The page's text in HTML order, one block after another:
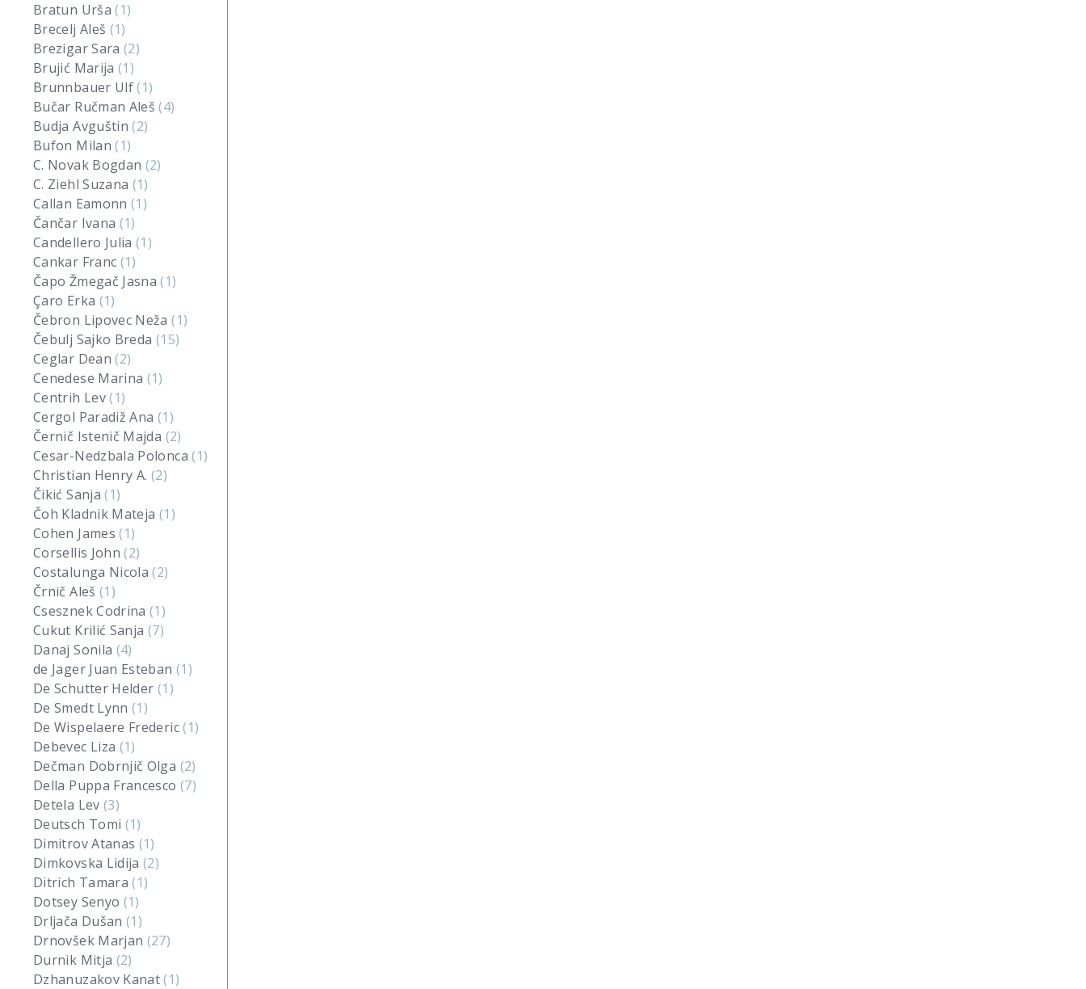
Bratun Urša(1)
Brecelj Aleš (1)
Brezigar Sara(2)
Brujić Marija(1)
Brunnbauer Ulf(1)
Bučar Ručman Aleš(4)
Budja Avguštin(2)
Bufon Milan(1)
C. Novak Bogdan (2)
C. Ziehl Suzana (1)
Callan Eamonn(1)
Čančar Ivana (1)
Candellero Julia(1)
Cankar Franc (1)
Čapo Žmegač Jasna(1)
Çaro Erka (1)
Čebron Lipovec Neža(1)
Čebulj Sajko Breda (15)
Ceglar Dean(2)
Cenedese Marina (1)
Centrih Lev(1)
Cergol Paradiž Ana (1)
Černič Istenič Majda (2)
Cesar-Nedzbala Polonca(1)
Christian Henry A. (2)
Čikić Sanja(1)
Čoh Kladnik Mateja (1)
Cohen James(1)
Corsellis John(2)
Costalunga Nicola(2)
Črnič Aleš (1)
Csesznek Codrina(1)
Cukut Krilić Sanja (7)
Danaj Sonila (4)
de Jager Juan Esteban (1)
De Schutter Helder (1)
De Smedt Lynn(1)
De Wispelaere Frederic(1)
Debevec Liza (1)
Dečman Dobrnjič Olga (2)
Della Puppa Francesco (7)
Detela Lev (3)
Deutsch Tomi (1)
Dimitrov Atanas (1)
Dimkovska Lidija(2)
Ditrich Tamara(1)
Dotsey Senyo (1)
Drljača Dušan(1)
Drnovšek Marjan (27)
Durnik Mitja (2)
Dzhanuzakov Kanat(1)